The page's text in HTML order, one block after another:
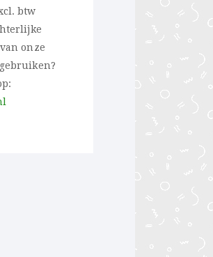
btw
onze